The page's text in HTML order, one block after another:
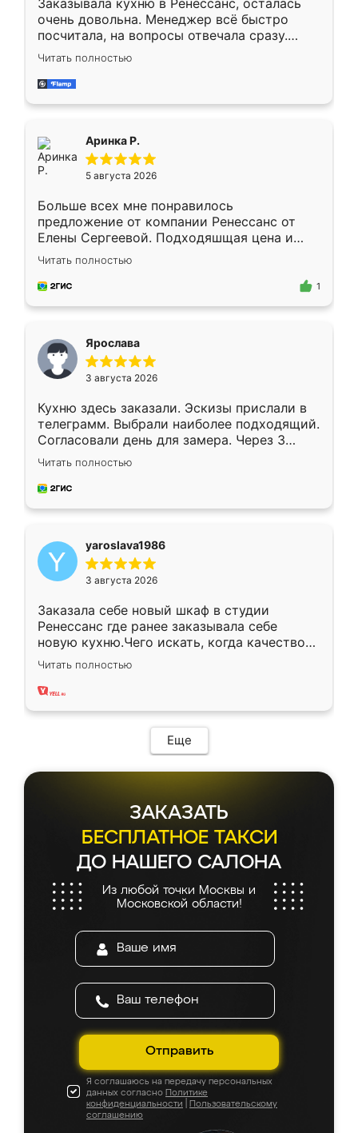
Заказывала кухню в Ренессанс, осталась
очень довольна. Менеджер всё быстро
посчитала, на вопросы отвечала сразу.
Замерщик приехал в субботу, подошёл к
делу со всей ответственностью. Собрали
за день, ребята работали аккуратно, даже
Читать полностью
Аринка Р.
5 августа 2026
Больше всех мне понравилось
предложение от компании Ренессанс от
Елены Сергеевой. Подходяшщая цена и
короткие сроки изготовления. Приехавший
для замера сотрудник Владислав
предложил по моему эскизу самый
Читать полностью
1
Ярослава
3 августа 2026
Кухню здесь заказали. Эскизы прислали в
телеграмм. Выбрали наиболее подходящий.
Согласовали день для замера. Через 3
недели кухня была уже готова. Остались
довольны работой. Спасибо Ренессанс
мебель за качественную работу!
Читать полностью
yaroslava1986
3 августа 2026
Заказала себе новый шкаф в студии
Ренессанс где ранее заказывала себе
новую кухню.Чего искать, когда качеством
вполне довольна. Служит кухня уже почти
два года, нареканий нет.
Читать полностью
Еще
ЗАКАЗАТЬ
БЕСПЛАТНОЕ ТАКСИ
ДО НАШЕГО САЛОНА
Из любой точки Москвы и
Московской области!
Отправить
Я соглашаюсь на передачу персональных
данных согласно Политике
конфиденциальности
Пользовательскому
соглашению